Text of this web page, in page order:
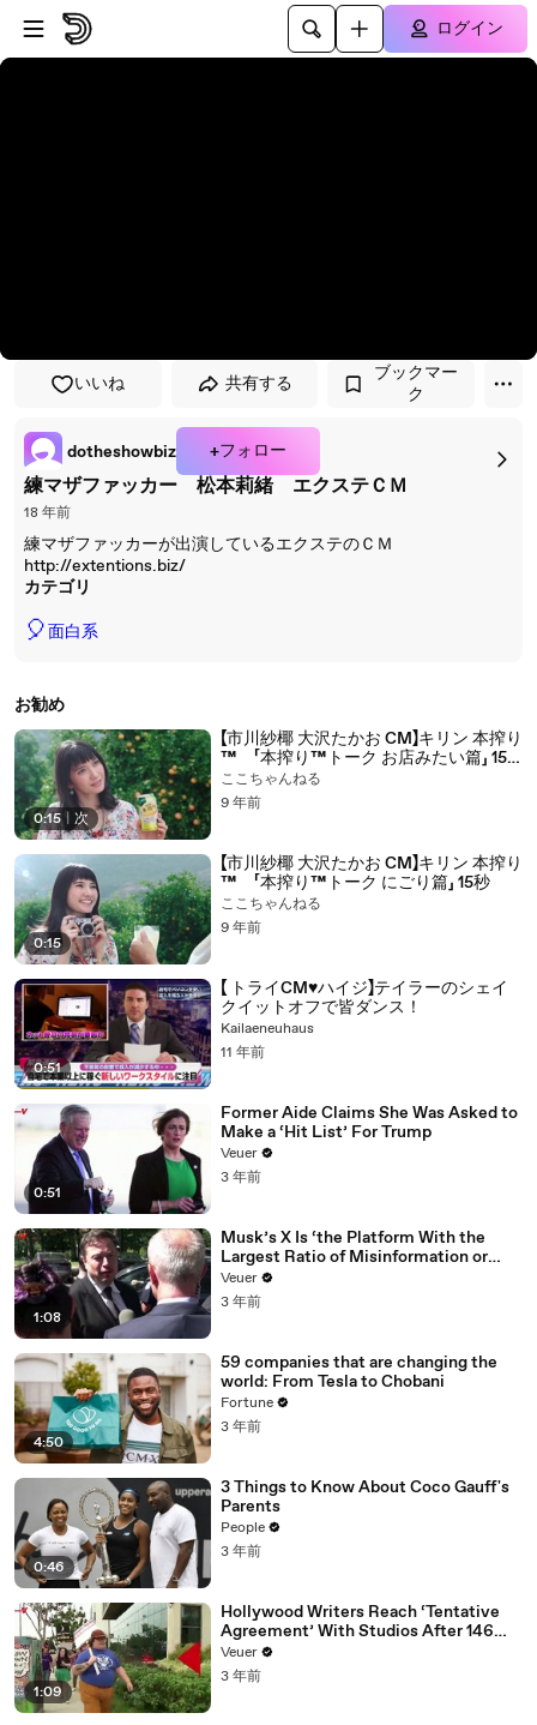
プレイヤーにスキップ
メインコンテンツにスキップ
ログイン
いいね 共有する
ブックマー
ク
dotheshowbiz +フォロー
練マザファッカー 松本莉緒 エクステＣＭ
18 年前
練マザファッカーが出演しているエクステのＣＭ
http://extentions.biz/
カテゴリ
🎈面白系
お勧め
0:15 次
【市川紗椰 大沢たかお CM】キリン 本搾り
™ 「本搾り™トーク お店みたい篇」 15
秒
ここちゃんねる
9 年前
0:15
【市川紗椰 大沢たかお CM】キリン 本搾り
™ 「本搾り™トーク にごり篇」 15秒
ここちゃんねる
9 年前
0:51
【 トライCM♥︎ハイジ】テイラーのシェイ
クイットオフで皆ダンス！
Kailaeneuhaus
11 年前
0:51
Former Aide Claims She Was Asked to
Make a ‘Hit List’ For Trump
Veuer
3 年前
1:08
Musk’s X Is ‘the Platform With the
Largest Ratio of Misinformation or
Disinformation’ Amongst All Social
Media Platforms
Veuer
3 年前
4:50
59 companies that are changing the
world: From Tesla to Chobani
Fortune
3 年前
0:46
3 Things to Know About Coco Gauff's
Parents
People
3 年前
1:09
Hollywood Writers Reach ‘Tentative
Agreement’ With Studios After 146
Day Strike
Veuer
3 年前